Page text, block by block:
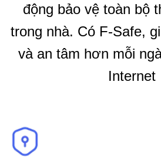
động bảo vệ toàn bộ
trong nhà. Có F-Safe,
và an tâm hơn mỗi
Internet